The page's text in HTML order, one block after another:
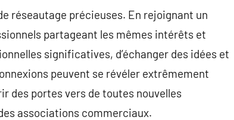
réseautage précieuses. En rejoignant un
partageant les mêmes intérêts et
significatives, d’échanger des idées et
peuvent se révéler extrêmement
des portes vers de toutes nouvelles
associations commerciaux.